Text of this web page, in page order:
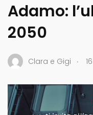
Adamo:
2050
Clara e Gigi .